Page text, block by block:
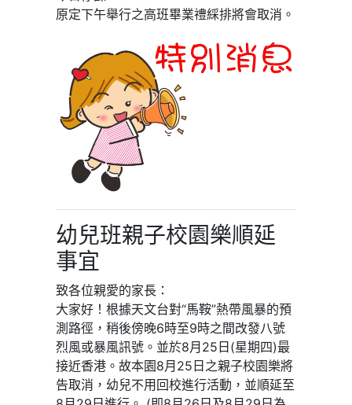
原定下午舉行之高班畢業禮綵排將會取消。
幼兒班親子校園樂順延
事宜
致各位親愛的家長：
大家好！根據天文台對“馬鞍”熱帶風暴的預
測路徑，稍後傍晚6時至9時之間改發八號
烈風或暴風訊號。並於8月 25 日 (星期四)最
接近香港。故本園8月 25 日之親子校園樂將
告取消，幼兒不用回校進行活動，並順延至